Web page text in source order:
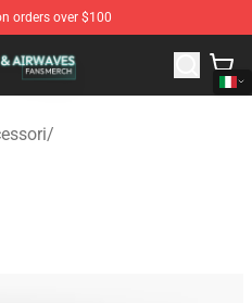
orders over $100
- Official Angels & Airwaves
/